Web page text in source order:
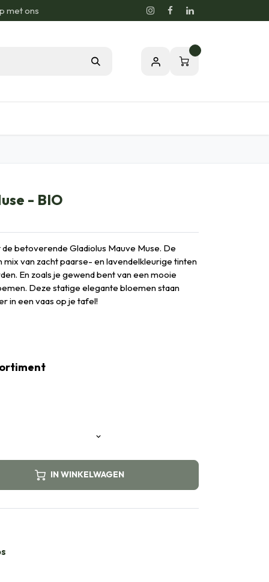
met ons
- BIO
betoverende Gladiolus Mauve Muse. De
mix van zacht paarse- en lavendelkleurige tinten
En zoals je gewend bent van een mooie
Deze statige elegante bloemen staan
in een vaas op je tafel!
IN WINKELWAGEN